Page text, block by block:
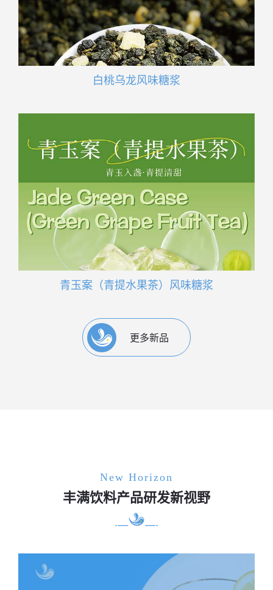
白桃乌龙风味糖浆
青玉案（青提水果茶）风味糖浆
更多新品
New Horizon
丰满饮料产品研发新视野